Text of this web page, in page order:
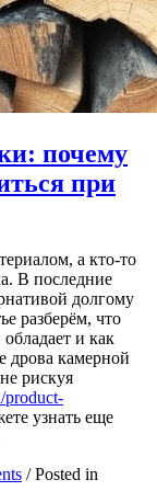
почему
при
а кто-то
В последние
долгому
разберём, что
и как
дрова камерной
рискуя
product-
узнать еще
/ Posted in